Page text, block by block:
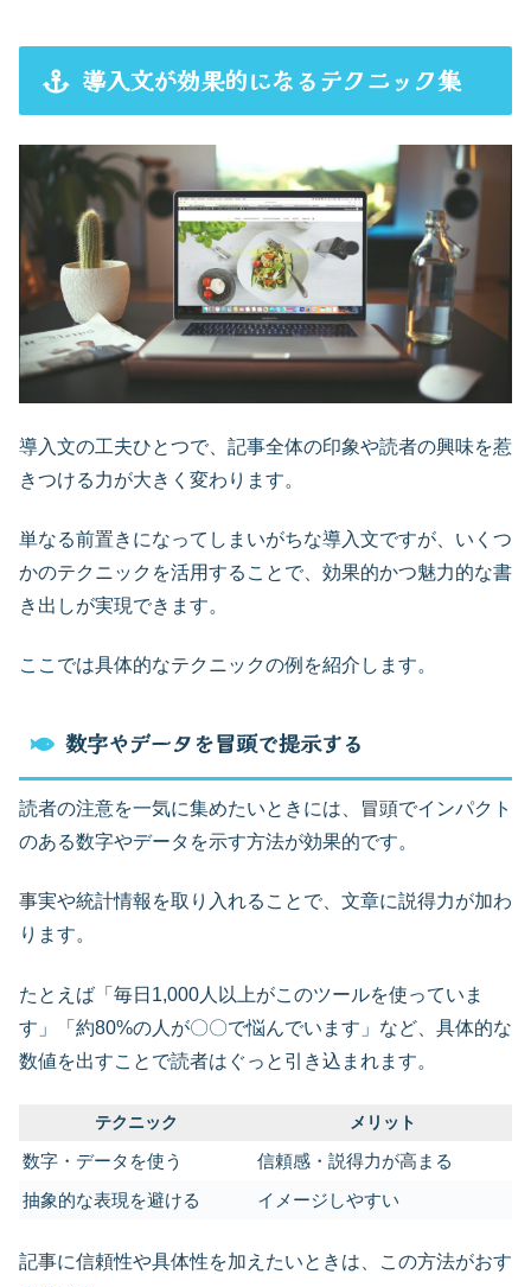
導入文が効果的になるテクニック集
導入文の工夫ひとつで、記事全体の印象や読者の興味を惹
きつける力が大きく変わります。
単なる前置きになってしまいがちな導入文ですが、いくつ
かのテクニックを活用することで、効果的かつ魅力的な書
き出しが実現できます。
ここでは具体的なテクニックの例を紹介します。
数字やデータを冒頭で提示する
読者の注意を一気に集めたいときには、冒頭でインパクト
のある数字やデータを示す方法が効果的です。
事実や統計情報を取り入れることで、文章に説得力が加わ
ります。
たとえば「毎日1,000人以上がこのツールを使っていま
す」「約80%の人が〇〇で悩んでいます」など、具体的な
数値を出すことで読者はぐっと引き込まれます。
テクニック メリット
数字・データを使う
信頼感・説得力が高まる
抽象的な表現を避ける
イメージしやすい
記事に信頼性や具体性を加えたいときは、この方法がおす